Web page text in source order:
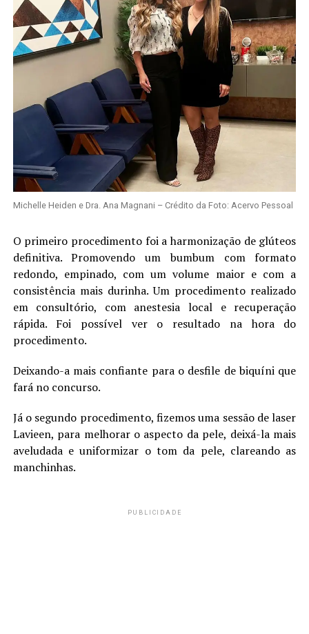
Michelle Heiden e Dra. Ana Magnani – Crédito da Foto: Acervo Pessoal
O primeiro procedimento foi a harmonização de glúteos
definitiva. Promovendo um bumbum com formato
redondo, empinado, com um volume maior e com a
consistência mais durinha. Um procedimento realizado
em consultório, com anestesia local e recuperação
rápida. Foi possível ver o resultado na hora do
procedimento.
Deixando-a mais confiante para o desfile de biquíni que
fará no concurso.
Já o segundo procedimento, fizemos uma sessão de laser
Lavieen, para melhorar o aspecto da pele, deixá-la mais
aveludada e uniformizar o tom da pele, clareando as
manchinhas.
PUBLICIDADE